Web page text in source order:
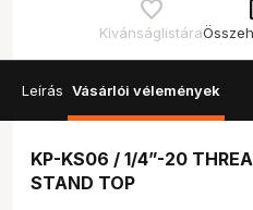
Kívánságlistára
Leírás Vásárlói vélemények
KP-KS06 / 1/4”-20
STAND TOP